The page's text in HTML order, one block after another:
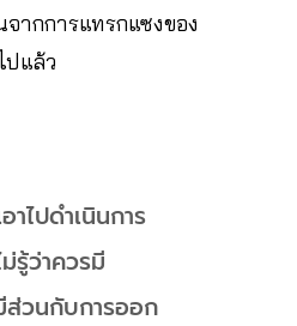
ากการแทรกแซงของ
ปแล้ว
ไปดำเนินการ
รู้ว่าควรมี
ส่วนกับการออก